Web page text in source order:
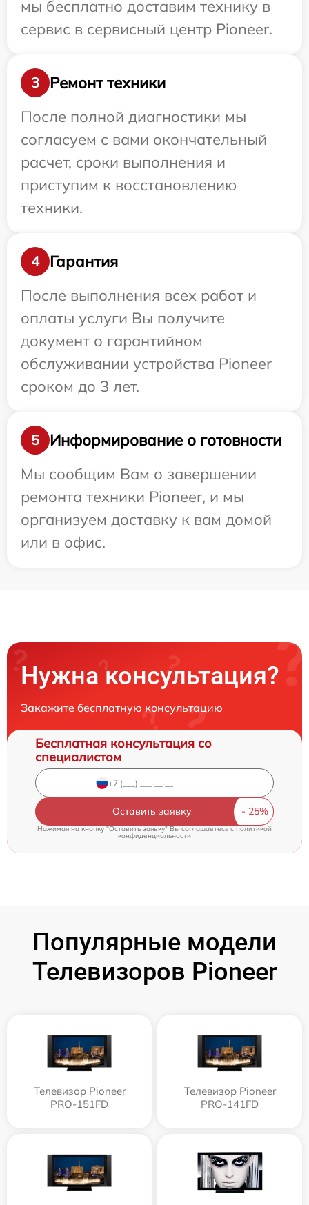
мы бесплатно доставим технику в
сервис в сервисный центр Pioneer.
3
Ремонт техники
После полной диагностики мы
согласуем с вами окончательный
расчет, сроки выполнения и
приступим к восстановлению
техники.
4
Гарантия
После выполнения всех работ и
оплаты услуги Вы получите
документ о гарантийном
обслуживании устройства Pioneer
сроком до 3 лет.
5
Информирование о готовности
Мы сообщим Вам о завершении
ремонта техники Pioneer, и мы
организуем доставку к вам домой
или в офис.
Нужна консультация?
Закажите бесплатную консультацию
Бесплатная консультация со
специалистом
Оставить заявку
Нажимая на кнопку "Оставить заявку" Вы соглашаетесь c политикой
конфиденциальности
Популярные модели
Телевизоров Pioneer
Телевизор Pioneer
PRO-151FD
Телевизор Pioneer
PRO-141FD